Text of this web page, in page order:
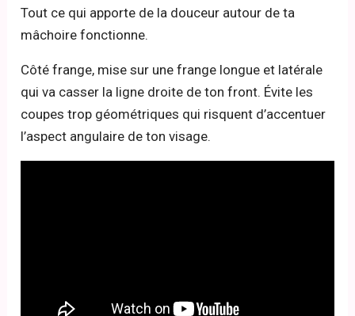
Tout ce qui apporte de la douceur autour de ta
mâchoire fonctionne.
Côté frange, mise sur une frange longue et latérale
qui va casser la ligne droite de ton front. Évite les
coupes trop géométriques qui risquent d’accentuer
l’aspect angulaire de ton visage.